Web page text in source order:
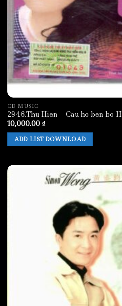
CD MUSIC
2946.Thu Hien – Cau ho ben bo
10,000.00 ₫
ADD LIST DOWNLOAD